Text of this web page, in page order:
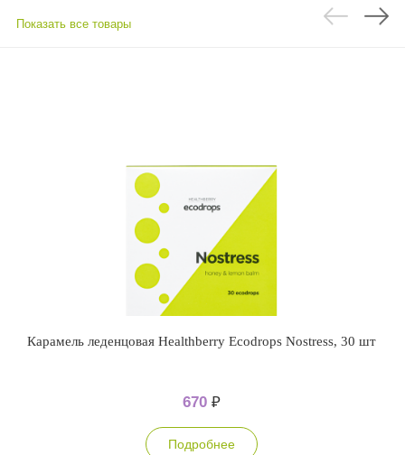
Показать все товары
Карамель леденцовая Healthberry Ecodrops Nostress, 30 шт
670 ₽
Подробнее